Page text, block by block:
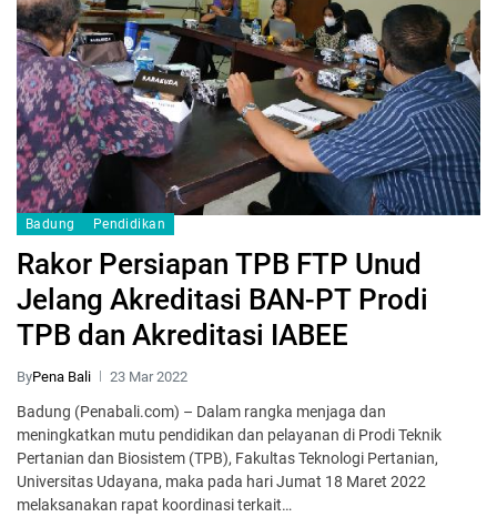
Badung Pendidikan
Rakor Persiapan TPB FTP Unud
Jelang Akreditasi BAN-PT Prodi
TPB dan Akreditasi IABEE
ByPena Bali 23 Mar 2022
Badung (Penabali.com) – Dalam rangka menjaga dan
meningkatkan mutu pendidikan dan pelayanan di Prodi Teknik
Pertanian dan Biosistem (TPB), Fakultas Teknologi Pertanian,
Universitas Udayana, maka pada hari Jumat 18 Maret 2022
melaksanakan rapat koordinasi terkait…